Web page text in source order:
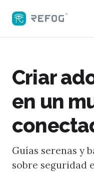
Criar
en un
Guías serenas y
sobre seguridad